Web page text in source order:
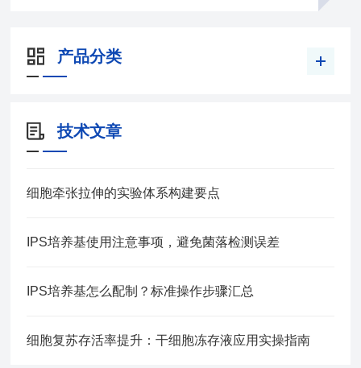
产品分类
技术文章
细胞牵张拉伸的实验体系构建要点
IPS培养基使用注意事项，避免菌落检测误差
IPS培养基怎么配制？标准操作步骤汇总
细胞复苏存活率提升：干细胞冻存液应用实操指南